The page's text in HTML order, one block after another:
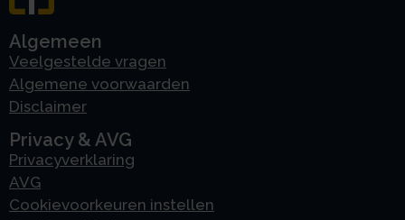
Algemeen
Veelgestelde vragen
Algemene voorwaarden
Disclaimer
Privacy & AVG
Privacyverklaring
AVG
Cookievoorkeuren instellen